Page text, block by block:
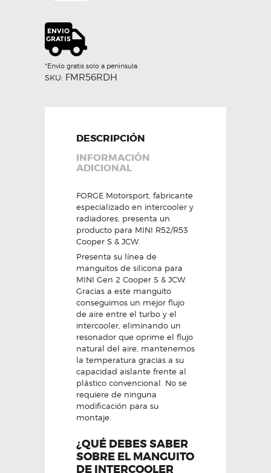
anulador
-
Forge
Motorsport
cantidad
*Envío gratis solo a peninsula
SKU: FMR56RDH
DESCRIPCIÓN
INFORMACIÓN
ADICIONAL
FORGE Motorsport, fabricante
especializado en intercooler y
radiadores, presenta un
producto para MINI R52/R53
Cooper S & JCW.
Presenta su línea de
manguitos de silicona para
MINI Gen 2 Cooper S & JCW.
Gracias a este manguito
conseguimos un mejor flujo
de aire entre el turbo y el
intercooler, eliminando un
resonador que oprime el flujo
natural del aire, mantenemos
la temperatura gracias a su
capacidad aislante frente al
plástico convencional. No se
requiere de ninguna
modificación para su
montaje.
¿QUÉ DEBES SABER
SOBRE EL MANGUITO
DE INTERCOOLER